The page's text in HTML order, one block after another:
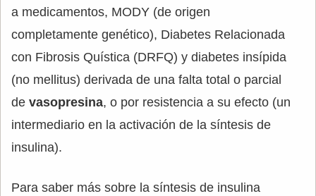
a medicamentos, MODY (de origen
completamente genético), Diabetes Relacionada
con Fibrosis Quística (DRFQ) y diabetes insípida
(no mellitus) derivada de una falta total o parcial
de vasopresina, o por resistencia a su efecto (un
intermediario en la activación de la síntesis de
insulina).
Para saber más sobre la síntesis de insulina